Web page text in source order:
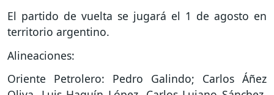
El partido de vuelta se jugará el 1 de agosto en
territorio argentino.
Alineaciones:
Oriente Petrolero: Pedro Galindo; Carlos Áñez